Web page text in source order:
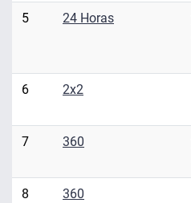
5 24 Horas
6 2x2
7 360
8
360